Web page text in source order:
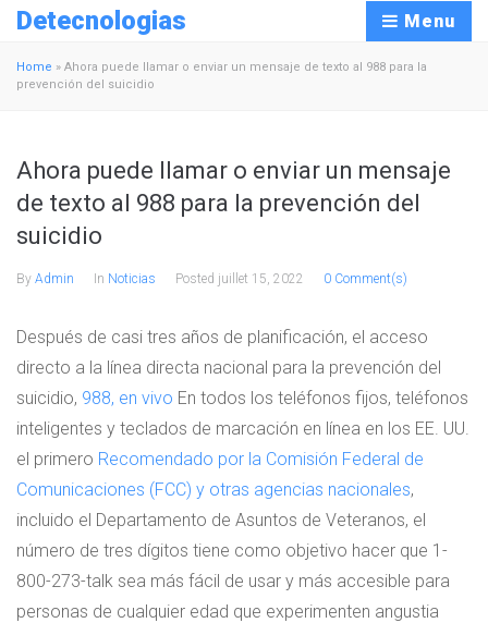
Detecnologias Menu
Home » Ahora puede llamar o enviar un mensaje de texto al 988 para la
prevención del suicidio
Ahora puede llamar o enviar un mensaje
de texto al 988 para la prevención del
suicidio
By Admin In Noticias Posted juillet 15, 2022 0 Comment(s)
Después de casi tres años de planificación, el acceso
directo a la línea directa nacional para la prevención del
suicidio, 988, en vivo En todos los teléfonos fijos, teléfonos
inteligentes y teclados de marcación en línea en los EE. UU.
el primero Recomendado por la Comisión Federal de
Comunicaciones (FCC) y otras agencias nacionales,
incluido el Departamento de Asuntos de Veteranos, el
número de tres dígitos tiene como objetivo hacer que 1-
800-273-talk sea más fácil de usar y más accesible para
personas de cualquier edad que experimenten angustia